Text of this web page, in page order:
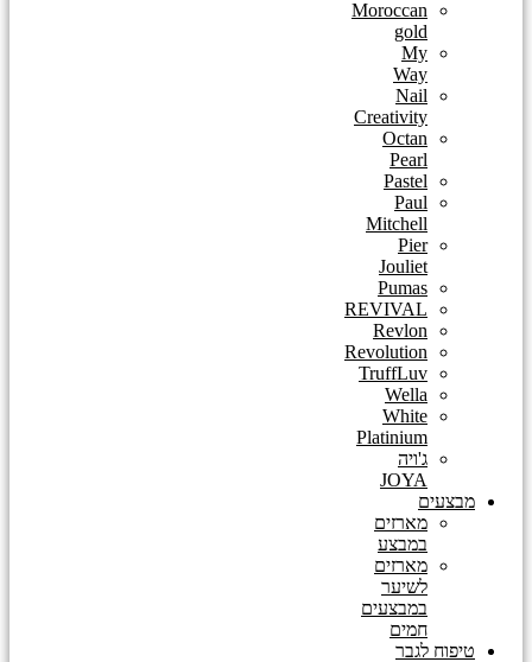
Moroccan
gold
My
Way
Nail
Creativity
Octan
Pearl
Pastel
Paul
Mitchell
Pier
Jouliet
Pumas
REVIVAL
Revlon
Revolution
TruffLuv
Wella
White
Platinium
ג'ויה
JOYA
מבצעים
מארזים
במבצע
מארזים
לשיער
במבצעים
חמים
טיפוח לגבר